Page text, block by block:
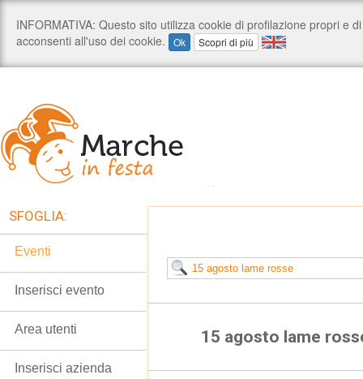
15 agosto lame
SFOGLIA:
Eventi
Inserisci evento
Area utenti
Inserisci azienda